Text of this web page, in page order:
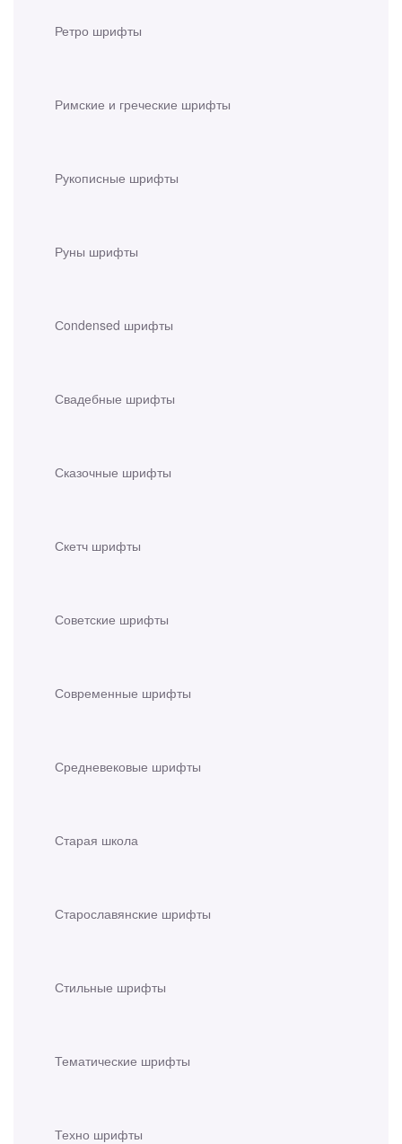
Ретро шрифты
Римские и греческие шрифты
Рукописные шрифты
Руны шрифты
Сondensed шрифты
Свадебные шрифты
Сказочные шрифты
Скетч шрифты
Советские шрифты
Современные шрифты
Средневековые шрифты
Старая школа
Старославянские шрифты
Стильные шрифты
Тематические шрифты
Техно шрифты